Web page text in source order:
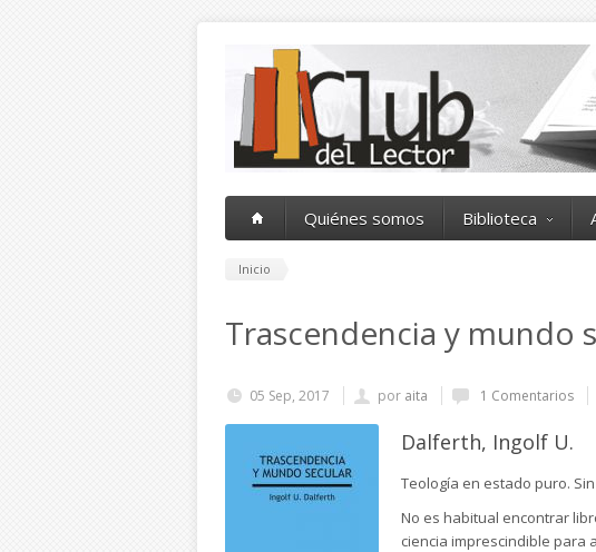
Quiénes somos Biblioteca
Inicio
Trascendencia y mundo
05 Sep, 2017 por aita 1 Comentarios
Dalferth, Ingolf U.
Teología en estado puro.
No es habitual encontrar
ciencia imprescindible para